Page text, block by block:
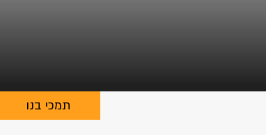
תמכי בנו